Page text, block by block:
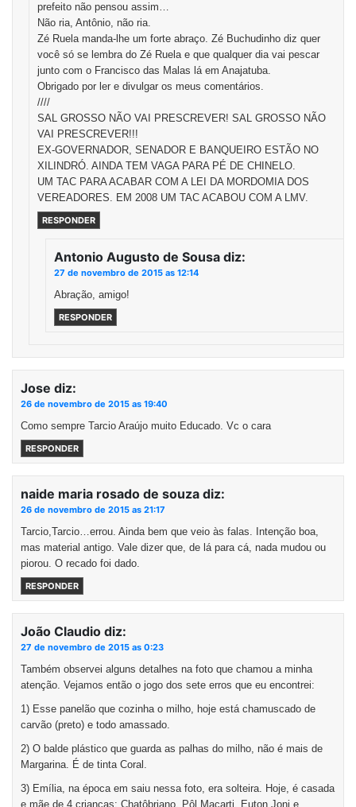
prefeito não pensou assim…
Não ria, Antônio, não ria.
Zé Ruela manda-lhe um forte abraço. Zé Buchudinho diz quer
você só se lembra do Zé Ruela e que qualquer dia vai pescar
junto com o Francisco das Malas lá em Anajatuba.
Obrigado por ler e divulgar os meus comentários.
////
SAL GROSSO NÃO VAI PRESCREVER! SAL GROSSO NÃO
VAI PRESCREVER!!!
EX-GOVERNADOR, SENADOR E BANQUEIRO ESTÃO NO
XILINDRÓ. AINDA TEM VAGA PARA PÉ DE CHINELO.
UM TAC PARA ACABAR COM A LEI DA MORDOMIA DOS
VEREADORES. EM 2008 UM TAC ACABOU COM A LMV.
RESPONDER
Antonio Augusto de Sousa diz:
27 de novembro de 2015 as 12:14
Abração, amigo!
RESPONDER
Jose diz:
26 de novembro de 2015 as 19:40
Como sempre Tarcio Araújo muito Educado. Vc o cara
RESPONDER
naide maria rosado de souza diz:
26 de novembro de 2015 as 21:17
Tarcio,Tarcio…errou. Ainda bem que veio às falas. Intenção boa,
mas material antigo. Vale dizer que, de lá para cá, nada mudou ou
piorou. O recado foi dado.
RESPONDER
João Claudio diz:
27 de novembro de 2015 as 0:23
Também observei alguns detalhes na foto que chamou a minha
atenção. Vejamos então o jogo dos sete erros que eu encontrei:
1) Esse panelão que cozinha o milho, hoje está chamuscado de
carvão (preto) e todo amassado.
2) O balde plástico que guarda as palhas do milho, não é mais de
Margarina. É de tinta Coral.
3) Emília, na época em saiu nessa foto, era solteira. Hoje, é casada
e mãe de 4 crianças: Chatôbriano, Pôl Macarti, Euton Joni e